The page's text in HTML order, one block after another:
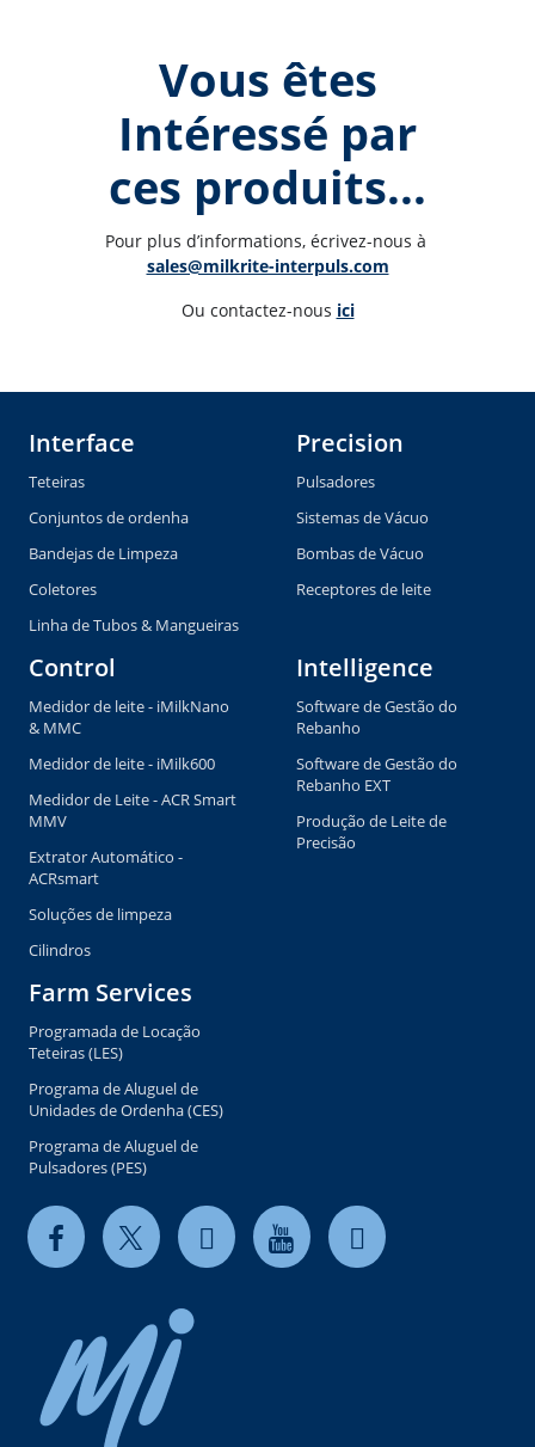
Vous êtes
Intéressé par
ces produits...
Pour plus d’informations, écrivez-nous à
sales@milkrite-interpuls.com
Ou contactez-nous ici
Interface
Teteiras
Conjuntos de ordenha
Bandejas de Limpeza
Coletores
Linha de Tubos & Mangueiras
Precision
Pulsadores
Sistemas de Vácuo
Bombas de Vácuo
Receptores de leite
Control
Medidor de leite - iMilkNano
& MMC
Medidor de leite - iMilk600
Medidor de Leite - ACR Smart
MMV
Extrator Automático -
ACRsmart
Soluções de limpeza
Cilindros
Intelligence
Software de Gestão do
Rebanho
Software de Gestão do
Rebanho EXT
Produção de Leite de
Precisão
Farm Services
Programada de Locação
Teteiras (LES)
Programa de Aluguel de
Unidades de Ordenha (CES)
Programa de Aluguel de
Pulsadores (PES)